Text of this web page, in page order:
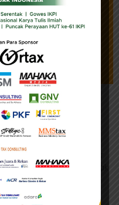
Validasi NIK
(DJP) Kementerian
menggunakan Nomor
Pokok Wajib Pajak